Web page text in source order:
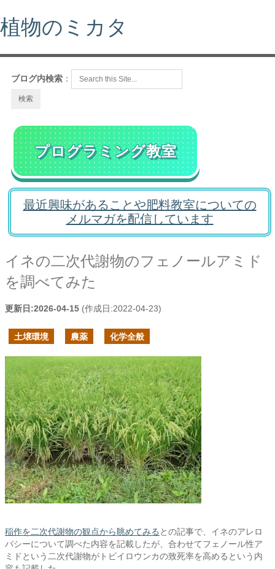
植物のミカタ
ブログ内検索 ：
プログラミング教室
最近興味があることや肥料教室についての
メルマガを配信しています
イネの二次代謝物のフェノールアミド
を調べてみた
更新日:2026-04-15 (作成日:2022-04-23)
土壌環境 農薬 化学全般
稲作を二次代謝物の観点から眺めてみる との記事で、イネのアレロ
パシーについて調べた内容を記載したが、合わせてフェノール性ア
ミドという二次代謝物がトビイロウンカの致死率を高めるという内